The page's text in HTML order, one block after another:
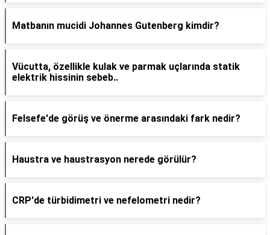
Matbanın mucidi Johannes Gutenberg kimdir?
Vücutta, özellikle kulak ve parmak uçlarında statik
elektrik hissinin sebeb..
Felsefe'de görüş ve önerme arasındaki fark nedir?
Haustra ve haustrasyon nerede görülür?
CRP'de türbidimetri ve nefelometri nedir?